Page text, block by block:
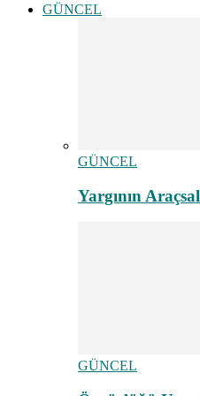
GÜNCEL
GÜNCEL
Yargının
GÜNCEL